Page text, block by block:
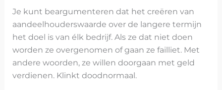
Je kunt beargumenteren dat het creëren van
aandeelhouderswaarde over de langere termijn
het doel is van élk bedrijf. Als ze dat niet doen
worden ze overgenomen of gaan ze failliet. Met
andere woorden, ze willen doorgaan met geld
verdienen. Klinkt doodnormaal.